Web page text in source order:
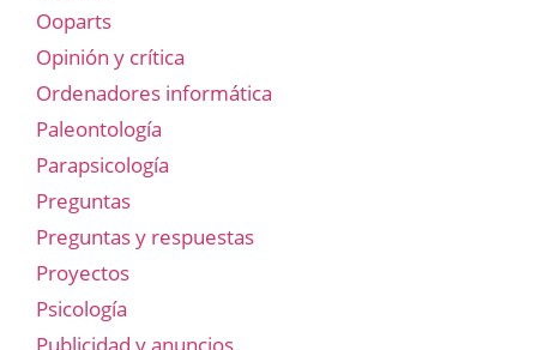
Ooparts
Opinión y crítica
Ordenadores informática
Paleontología
Parapsicología
Preguntas
Preguntas y respuestas
Proyectos
Psicología